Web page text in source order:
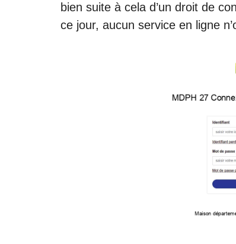
bien suite à cela d’un droit de
ce jour, aucun service en ligne